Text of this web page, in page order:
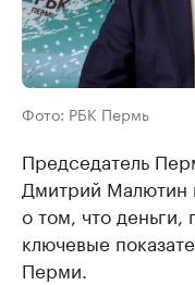
Фото: РБК Пермь
Председатель
Дмитрий Малютин
о том, что деньги,
ключевые
Перми.